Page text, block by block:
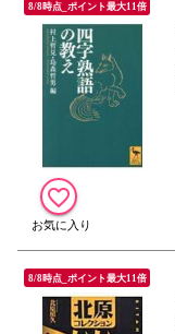
8/8時点_ポイント最大11倍
8/8時点_ポイント最大11倍